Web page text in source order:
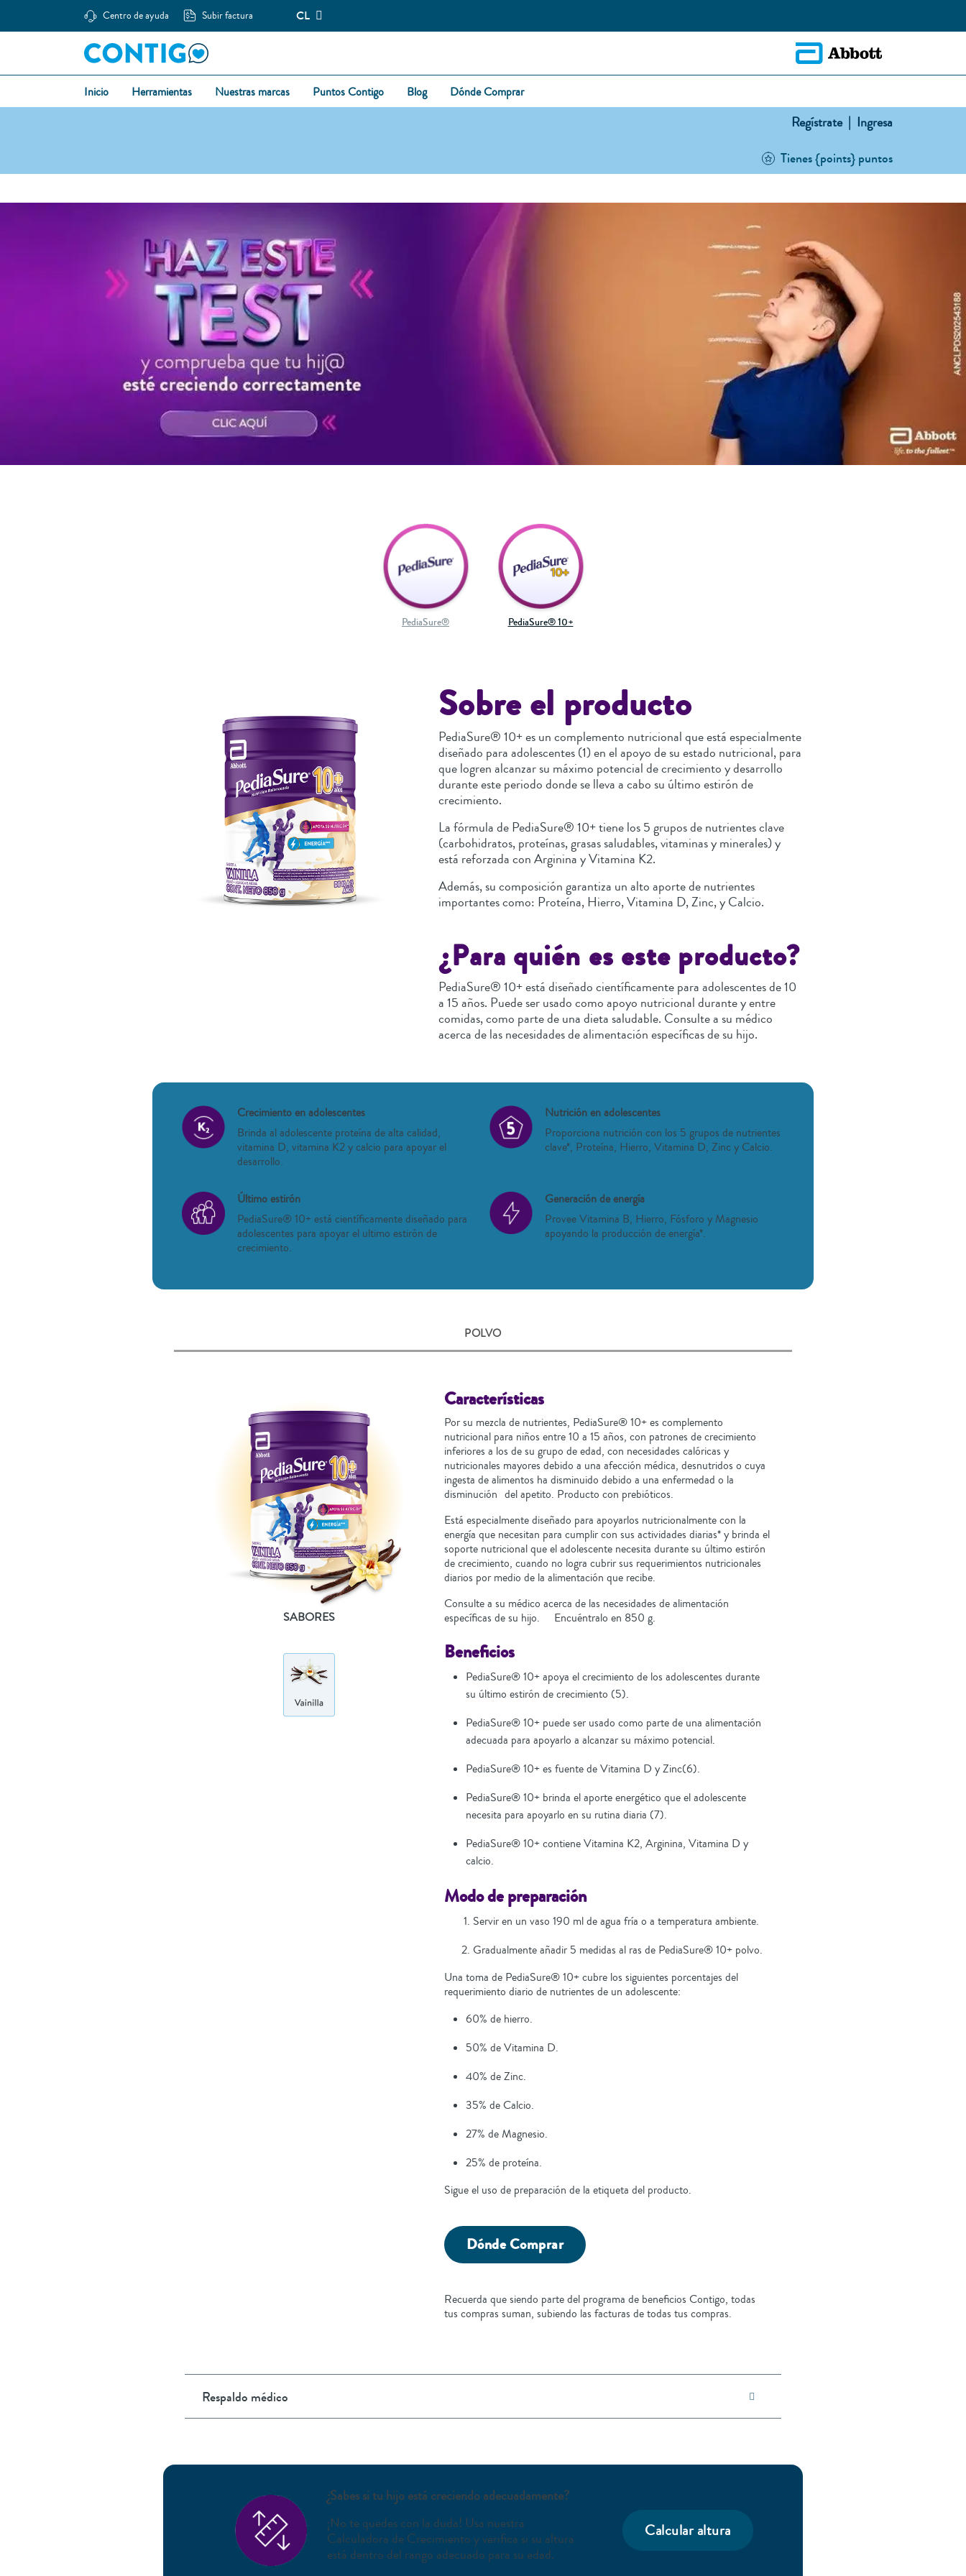
Centro de ayuda Subir factura CL
Inicio Herramientas Nuestras marcas Puntos Contigo Blog Dónde Comprar
Regístrate | Ingresa
Tienes {points} puntos
PediaSure® PediaSure® 10+
Sobre el producto
PediaSure® 10+ es un complemento nutricional que está especialmente
diseñado para adolescentes (1) en el apoyo de su estado nutricional, para
que logren alcanzar su máximo potencial de crecimiento y desarrollo
durante este periodo donde se lleva a cabo su último estirón de
crecimiento.
La fórmula de PediaSure® 10+ tiene los 5 grupos de nutrientes clave
(carbohidratos, proteínas, grasas saludables, vitaminas y minerales) y
está reforzada con Arginina y Vitamina K2.
Además, su composición garantiza un alto aporte de nutrientes
importantes como: Proteína, Hierro, Vitamina D, Zinc, y Calcio.
¿Para quién es este producto?
PediaSure® 10+ está diseñado científicamente para adolescentes de 10
a 15 años. Puede ser usado como apoyo nutricional durante y entre
comidas, como parte de una dieta saludable. Consulte a su médico
acerca de las necesidades de alimentación específicas de su hijo.
Crecimiento en adolescentes
Brinda al adolescente proteína de alta calidad,
vitamina D, vitamina K2 y calcio para apoyar el
desarrollo.
Nutrición en adolescentes
Proporciona nutrición con los 5 grupos de nutrientes
clave*, Proteína, Hierro, Vitamina D, Zinc y Calcio.
Último estirón
PediaSure® 10+ está científicamente diseñado para
adolescentes para apoyar el ultimo estirón de
crecimiento.
Generación de energía
Provee Vitamina B, Hierro, Fósforo y Magnesio
apoyando la producción de energía*.
POLVO
SABORES
Características
Por su mezcla de nutrientes, PediaSure® 10+ es complemento
nutricional para niños entre 10 a 15 años, con patrones de crecimiento
inferiores a los de su grupo de edad, con necesidades calóricas y
nutricionales mayores debido a una afección médica, desnutridos o cuya
ingesta de alimentos ha disminuido debido a una enfermedad o la
disminución del apetito. Producto con prebióticos.
Está especialmente diseñado para apoyarlos nutricionalmente con la
energía que necesitan para cumplir con sus actividades diarias* y brinda el
soporte nutricional que el adolescente necesita durante su último estirón
de crecimiento, cuando no logra cubrir sus requerimientos nutricionales
diarios por medio de la alimentación que recibe.
Consulte a su médico acerca de las necesidades de alimentación
específicas de su hijo. Encuéntralo en 850 g.
Beneficios
PediaSure® 10+ apoya el crecimiento de los adolescentes durante
su último estirón de crecimiento (5).
PediaSure® 10+ puede ser usado como parte de una alimentación
adecuada para apoyarlo a alcanzar su máximo potencial.
PediaSure® 10+ es fuente de Vitamina D y Zinc(6).
PediaSure® 10+ brinda el aporte energético que el adolescente
necesita para apoyarlo en su rutina diaria (7).
PediaSure® 10+ contiene Vitamina K2, Arginina, Vitamina D y
calcio.
Modo de preparación
Servir en un vaso 190 ml de agua fría o a temperatura ambiente.
Gradualmente añadir 5 medidas al ras de PediaSure® 10+ polvo.
Una toma de PediaSure® 10+ cubre los siguientes porcentajes del
requerimiento diario de nutrientes de un adolescente:
60% de hierro.
50% de Vitamina D.
40% de Zinc.
35% de Calcio.
27% de Magnesio.
25% de proteína.
Sigue el uso de preparación de la etiqueta del producto.
Dónde Comprar
Recuerda que siendo parte del programa de beneficios Contigo, todas
tus compras suman, subiendo las facturas de todas tus compras.
Respaldo médico
¿Sabes si tu hijo está creciendo adecuadamente?
¡No te quedes con la duda! Usa nuestra
Calculadora de Crecimiento y verifica si su altura
está dentro del rango adecuado para su edad.
Calcular altura